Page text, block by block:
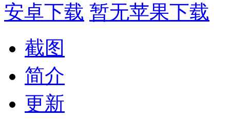
安卓下载 暂无苹果下载
截图
简介
更新